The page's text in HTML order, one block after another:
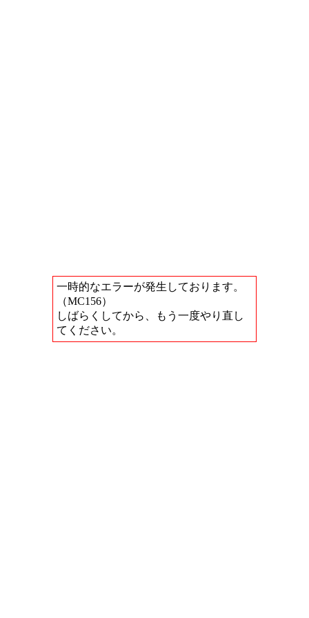
一時的なエラーが発生しております。
（MC156）
しばらくしてから、もう一度やり直し
てください。